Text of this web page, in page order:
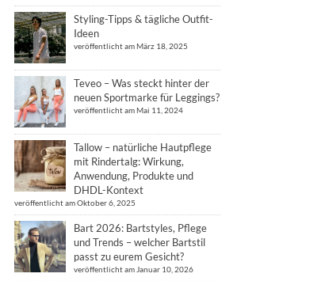
Styling-Tipps & tägliche Outfit-
Ideen
veröffentlicht am März 18, 2025
Teveo – Was steckt hinter der
neuen Sportmarke für Leggings?
veröffentlicht am Mai 11, 2024
Tallow – natürliche Hautpflege
mit Rindertalg: Wirkung,
Anwendung, Produkte und
DHDL-Kontext
veröffentlicht am Oktober 6, 2025
Bart 2026: Bartstyles, Pflege
und Trends – welcher Bartstil
passt zu eurem Gesicht?
veröffentlicht am Januar 10, 2026